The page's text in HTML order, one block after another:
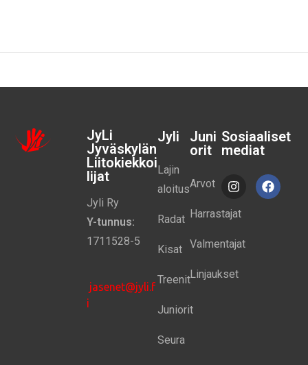
JyLi
Jyväskylän
Liitokiekkoi
lijat
Jyli Ry
Y-tunnus:
1711528-5
jasenet@jyli.f
i
Jyli
Lajin
aloitus
Radat
Kisat
Treenit
Juniorit
Seura
Juni
orit
Arvot
Harrastajat
Valmentajat
Linjaukset
Sosiaaliset
mediat